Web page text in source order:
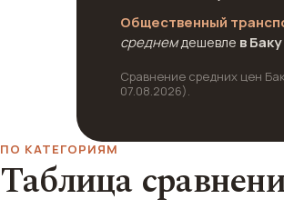
Общественный
среднемдешевле в Баку
Сравнение средних цен
07.08.2026).
ПО КАТЕГОРИЯМ
Таблица